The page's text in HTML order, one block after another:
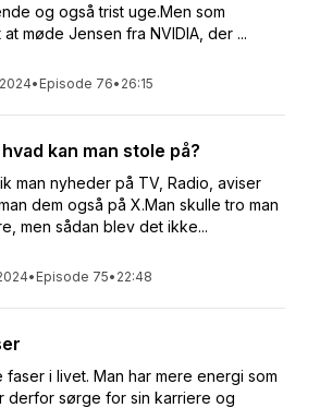
og også trist uge.Men som
møde Jensen fra NVIDIA, der ...
• Episode 76• 26:15
kan man stole på?
man nyheder på TV, Radio, aviser
dem også på X.Man skulle tro man
men sådan blev det ikke...
• Episode 75• 22:48
faser i livet. Man har mere energi som
derfor sørge for sin karriere og